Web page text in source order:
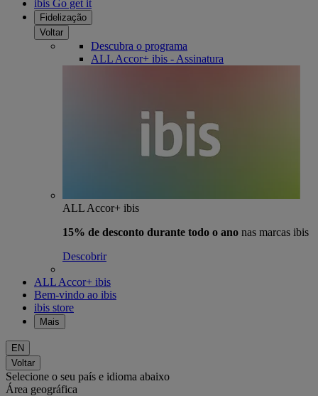
ibis Go get it
Fidelização
Voltar
Descubra o programa
ALL Accor+ ibis - Assinatura
ALL Accor+ ibis
15% de desconto durante todo o ano nas marcas ibis
Descobrir
ALL Accor+ ibis
Bem-vindo ao ibis
ibis store
Mais
EN
Voltar
Selecione o seu país e idioma abaixo
Área geográfica